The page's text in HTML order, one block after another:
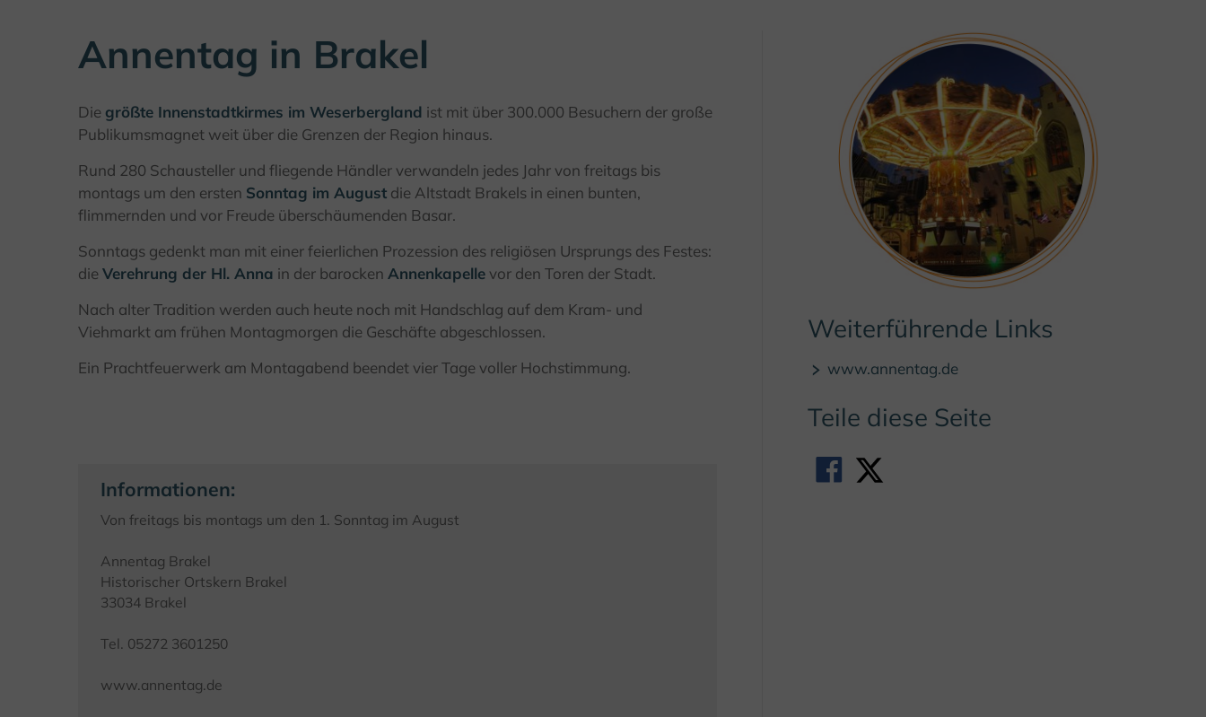
Annentag in Brakel
Die größte Innenstadtkirmes im Weserbergland ist mit über 300.000 Besuchern der große
Publikumsmagnet weit über die Grenzen der Region hinaus.
Rund 280 Schausteller und fliegende Händler verwandeln jedes Jahr von freitags bis
montags um den ersten Sonntag im August die Altstadt Brakels in einen bunten,
flimmernden und vor Freude überschäumenden Basar.
Sonntags gedenkt man mit einer feierlichen Prozession des religiösen Ursprungs des Festes:
die Verehrung der Hl. Anna in der barocken Annenkapelle vor den Toren der Stadt.
Nach alter Tradition werden auch heute noch mit Handschlag auf dem Kram- und
Viehmarkt am frühen Montagmorgen die Geschäfte abgeschlossen.
Ein Prachtfeuerwerk am Montagabend beendet vier Tage voller Hochstimmung.
Informationen:
Von freitags bis montags um den 1. Sonntag im August
Annentag Brakel
Historischer Ortskern Brakel
33034 Brakel
Tel. 05272 3601250
www.annentag.de
Weiterführende Links
www.annentag.de
Teile diese Seite